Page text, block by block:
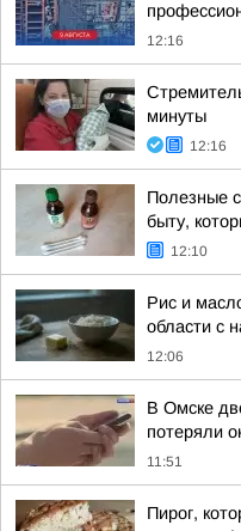
12:16
минуты
12:16
Полезные
быту,
12:10
Рис и
области с
12:06
В Омске
потеряли
11:51
Пирог,